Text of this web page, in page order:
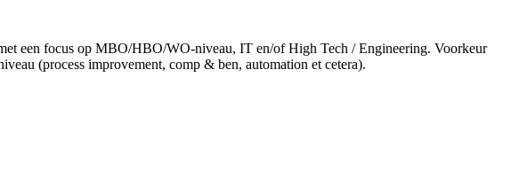
een focus op MBO/HBO/WO-niveau, IT en/of High Tech / Engineering. Voorkeur
(process improvement, comp & ben, automation et cetera).